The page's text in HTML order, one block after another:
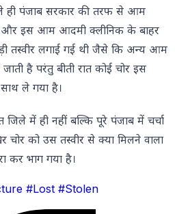
ही पंजाब सरकार की तरफ से आम
और इस आम आदमी क्लीनिक के बाहर
तस्वीर लगाई गई थी जैसे कि अन्य आम
है परंतु बीती रात कोई चोर इस
ले गया है।
में ही नहीं बल्कि पूरे पंजाब में चर्चा
को उस तस्वीर से क्या मिलने वाला
कर भाग गया है।
#Lost #Stolen